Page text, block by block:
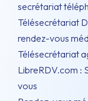
secrétariat
Télésecrétariat
rendez-vous
Télésecrétariat
LibreRDV.com :
vous